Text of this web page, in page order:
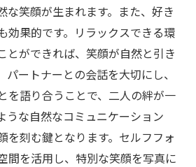
な笑顔が生まれます。また、好き
効果的です。リラックスできる環
とができれば、笑顔が自然と引き
ートナーとの会話を大切にし、
を語り合うことで、二人の絆が一
うな自然なコミュニケーション
を刻む鍵となります。セルフフォ
間を活用し、特別な笑顔を写真に